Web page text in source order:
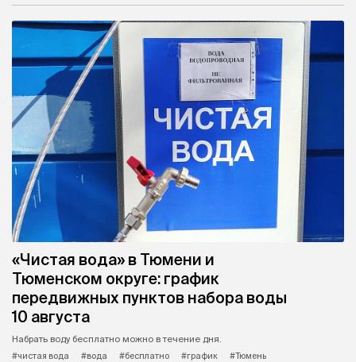
«Чистая вода» в Тюмени и
Тюменском округе: график
передвижных пунктов набора воды
10 августа
Набрать воду бесплатно можно в течение дня.
#чистая вода
#вода #бесплатно #график
#Тюмень